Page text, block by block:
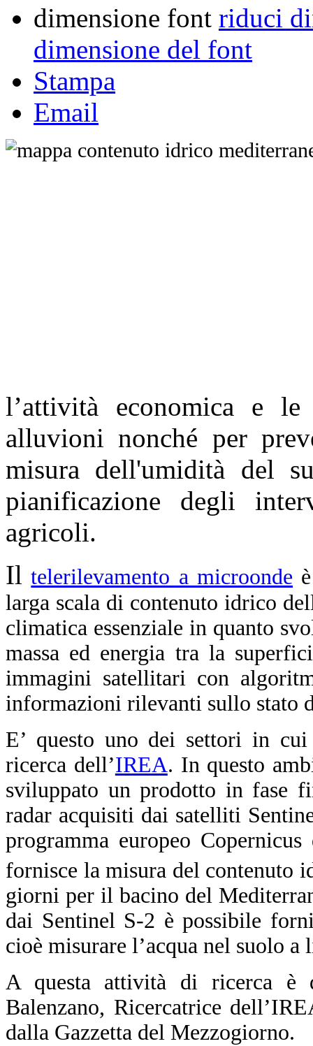
dimensione font riduci
dimensione del font
Stampa
Email
l’attività economica e
alluvioni nonché per
misura dell'umidità del
pianificazione degli
agricoli.
Il telerilevamento a microonde
larga scala di contenuto idrico
climatica essenziale in quanto
massa ed energia tra la
immagini satellitari con
informazioni rilevanti sullo stato
E’ questo uno dei settori in
ricerca dell’IREA. In questo
sviluppato un prodotto in fase
radar acquisiti dai satelliti
programma europeo
fornisce la misura del contenuto
giorni per il bacino del
dai Sentinel S-2 è possibile
cioè misurare l’acqua nel suolo
A questa attività di ricerca è
Balenzano, Ricercatrice
dalla Gazzetta del Mezzogiorno.